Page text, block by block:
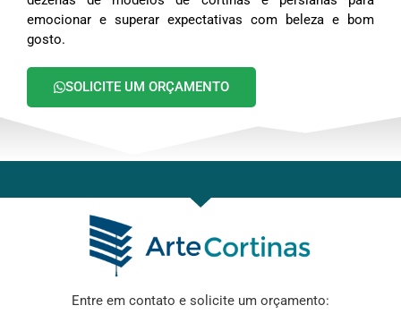
emocionar e superar expectativas com beleza e bom
gosto.
SOLICITE UM ORÇAMENTO
Entre em contato e solicite um orçamento: